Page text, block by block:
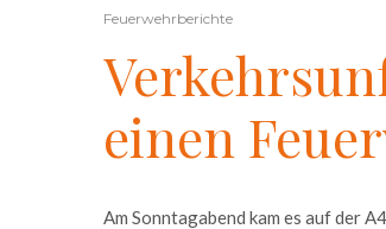
Feuerwehrberichte
einen
Am Sonntagabend kam es auf der